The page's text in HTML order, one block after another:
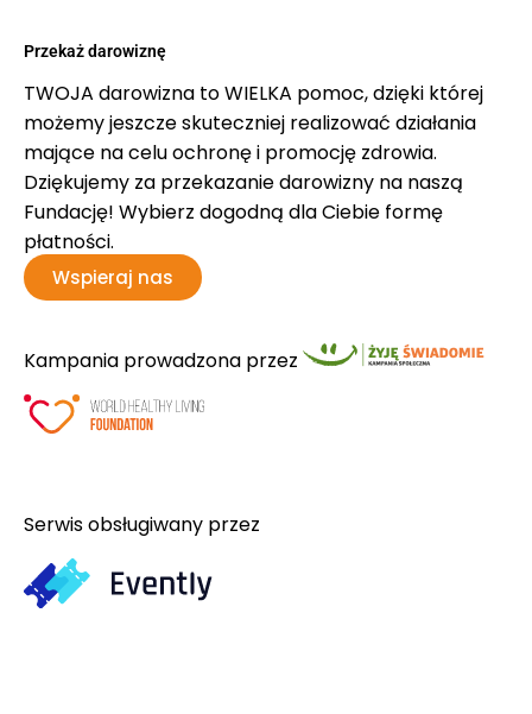
Przekaż darowiznę
TWOJA darowizna to WIELKA pomoc, dzięki której
możemy jeszcze skuteczniej realizować działania
mające na celu ochronę i promocję zdrowia.
Dziękujemy za przekazanie darowizny na naszą
Fundację! Wybierz dogodną dla Ciebie formę
płatności.
Wspieraj nas
Kampania prowadzona przez
Serwis obsługiwany przez